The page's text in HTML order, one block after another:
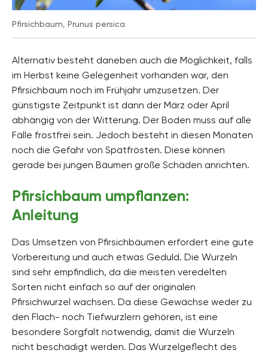
Pfirsichbaum, Prunus persica
Alternativ besteht daneben auch die Möglichkeit, falls
im Herbst keine Gelegenheit vorhanden war, den
Pfirsichbaum noch im Frühjahr umzusetzen. Der
günstigste Zeitpunkt ist dann der März oder April
abhängig von der Witterung. Der Boden muss auf alle
Fälle frostfrei sein. Jedoch besteht in diesen Monaten
noch die Gefahr von Spätfrösten. Diese können
gerade bei jungen Bäumen große Schäden anrichten.
Pfirsichbaum umpflanzen:
Anleitung
Das Umsetzen von Pfirsichbäumen erfordert eine gute
Vorbereitung und auch etwas Geduld. Die Wurzeln
sind sehr empfindlich, da die meisten veredelten
Sorten nicht einfach so auf der originalen
Pfirsichwurzel wachsen. Da diese Gewächse weder zu
den Flach- noch Tiefwurzlern gehören, ist eine
besondere Sorgfalt notwendig, damit die Wurzeln
nicht beschädigt werden. Das Wurzelgeflecht des